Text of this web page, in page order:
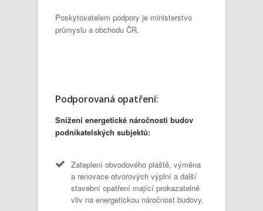
Poskytovatelem podpory je ministerstvo
průmyslu a obchodu ČR.
Podporovaná opatření:
Snížení energetické náročnosti budov
podnikatelských subjektů:
Zateplení obvodového pláště, výměna
a renovace otvorových výplní a další
stavební opatření mající prokazatelně
vliv na energetickou náročnost budovy.